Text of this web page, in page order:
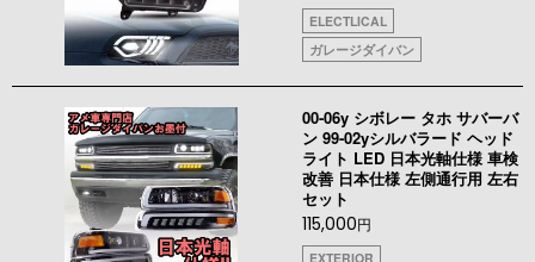
ELECTLICAL
ガレージダイバン
00-06y シボレー タホ サバーバ
ン 99-02yシルバラード ヘッド
ライト LED 日本光軸仕様 車検
改善 日本仕様 左側通行用 左右
セット
115,000円
EXTERIOR